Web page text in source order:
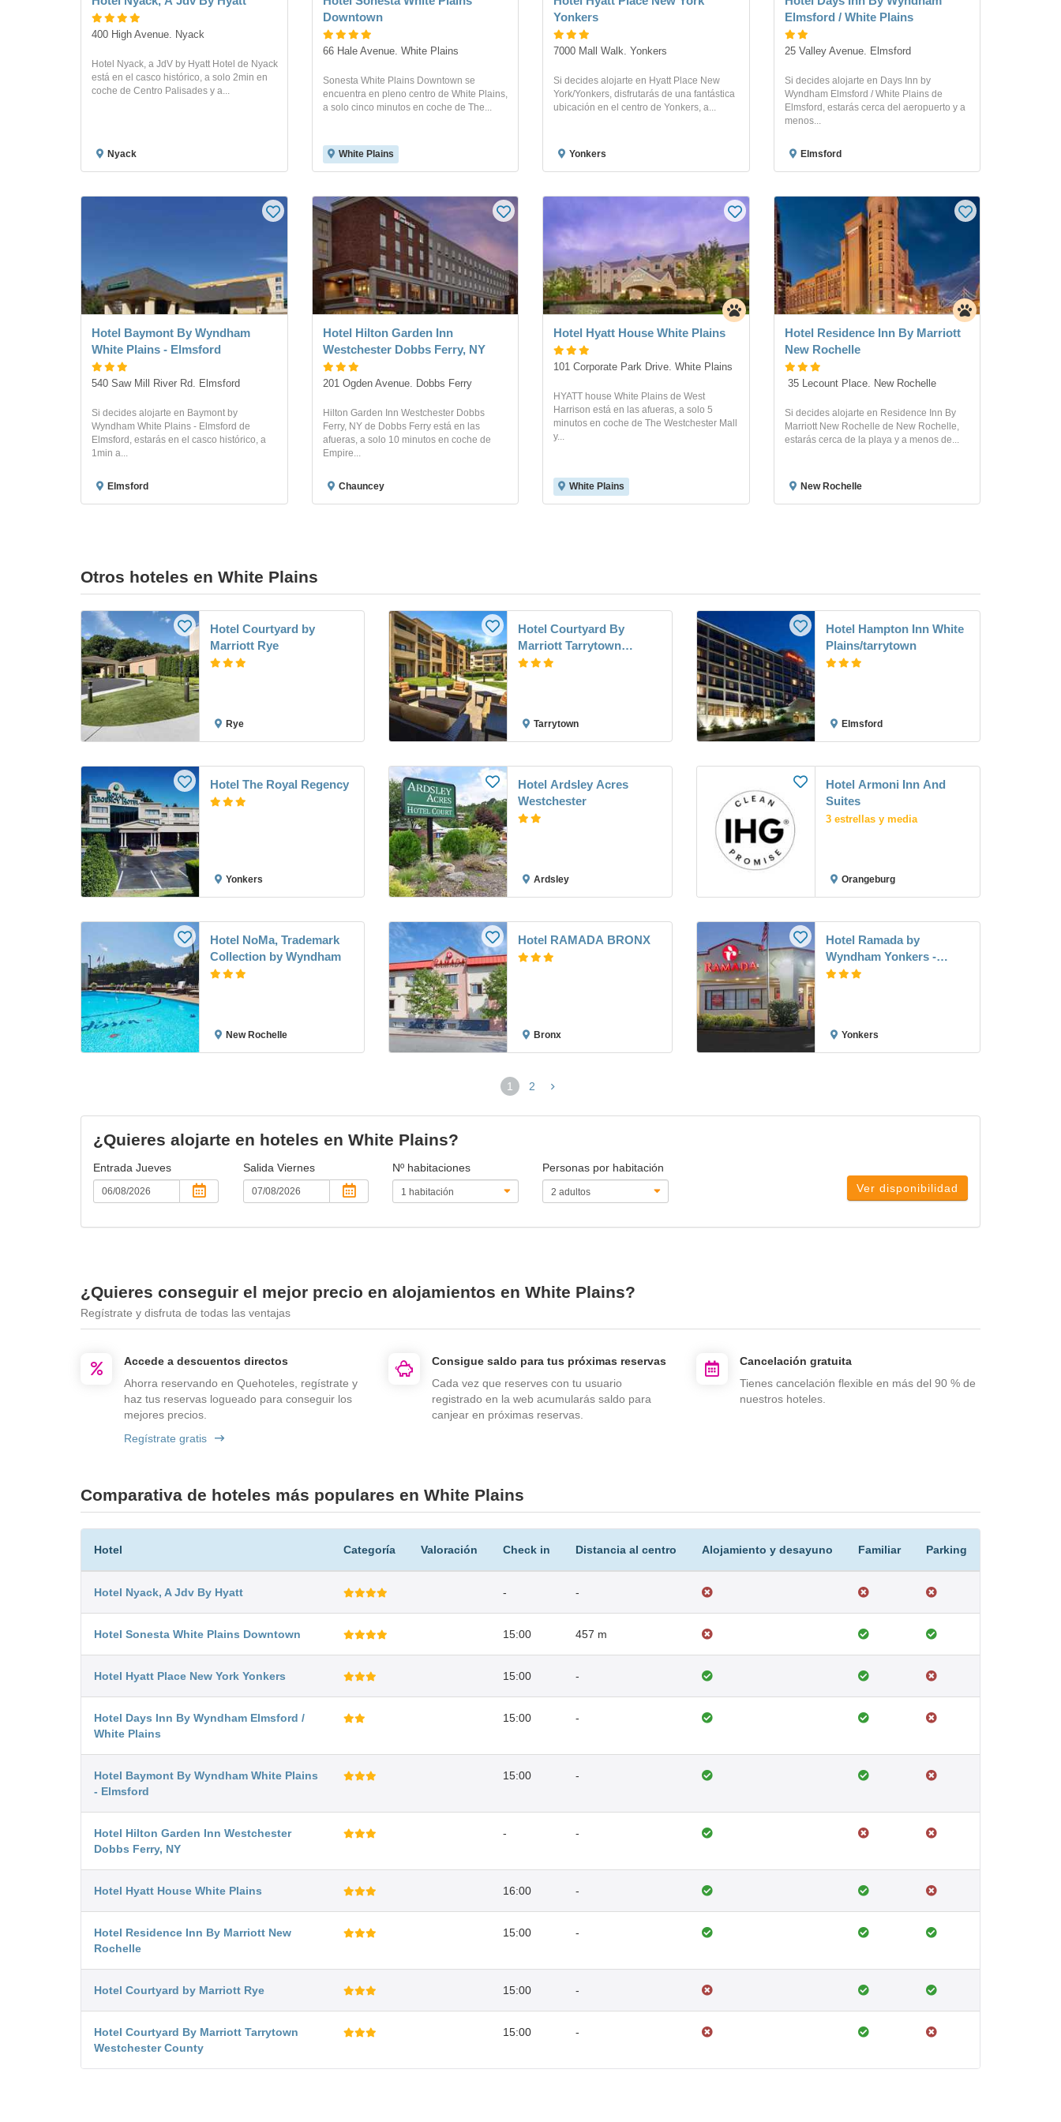
400 High Avenue. Nyack
Hotel Nyack, a JdV by Hyatt Hotel de Nyack
está en el casco histórico, a solo 2min en
coche de Centro Palisades y a...
Nyack
Downtown
66 Hale Avenue. White Plains
Sonesta White Plains Downtown se
encuentra en pleno centro de White Plains,
a solo cinco minutos en coche de The...
White Plains
Yonkers
7000 Mall Walk. Yonkers
Si decides alojarte en Hyatt Place New
York/Yonkers, disfrutarás de una fantástica
ubicación en el centro de Yonkers, a...
Yonkers
Elmsford / White Plains
25 Valley Avenue. Elmsford
Si decides alojarte en Days Inn by
Wyndham Elmsford / White Plains de
Elmsford, estarás cerca del aeropuerto y a
menos...
Elmsford
Hotel Baymont By Wyndham
White Plains - Elmsford
540 Saw Mill River Rd. Elmsford
Si decides alojarte en Baymont by
Wyndham White Plains - Elmsford de
Elmsford, estarás en el casco histórico, a
1min a...
Elmsford
Hotel Hilton Garden Inn
Westchester Dobbs Ferry, NY
201 Ogden Avenue. Dobbs Ferry
Hilton Garden Inn Westchester Dobbs
Ferry, NY de Dobbs Ferry está en las
afueras, a solo 10 minutos en coche de
Empire...
Chauncey
Hotel Hyatt House White Plains
101 Corporate Park Drive. White Plains
HYATT house White Plains de West
Harrison está en las afueras, a solo 5
minutos en coche de The Westchester Mall
y...
White Plains
Hotel Residence Inn By Marriott
New Rochelle
35 Lecount Place. New Rochelle
Si decides alojarte en Residence Inn By
Marriott New Rochelle de New Rochelle,
estarás cerca de la playa y a menos de...
New Rochelle
Otros hoteles en White Plains
Hotel Courtyard by
Marriott Rye
Rye
Hotel Courtyard By
Marriott Tarrytown
Westchester County
Tarrytown
Hotel Hampton Inn White
Plains/tarrytown
Elmsford
Hotel The Royal Regency
Yonkers
Hotel Ardsley Acres
Westchester
Ardsley
Hotel Armoni Inn And
Suites
3 estrellas y media
Orangeburg
Hotel NoMa, Trademark
Collection by Wyndham
New Rochelle
Hotel RAMADA BRONX
Bronx
Hotel Ramada by
Wyndham Yonkers -
Westchester
Yonkers
1
(página
2
¿Quieres alojarte en hoteles en White Plains?
Entrada Jueves Salida Viernes Nº habitaciones
Personas por habitación
Ver disponibilidad
¿Quieres conseguir el mejor precio en alojamientos en White Plains?
Regístrate y disfruta de todas las ventajas
Accede a descuentos directos
Ahorra reservando en Quehoteles, regístrate y
haz tus reservas logueado para conseguir los
mejores precios.
Regístrate gratis
Consigue saldo para tus próximas reservas
Cada vez que reserves con tu usuario
registrado en la web acumularás saldo para
canjear en próximas reservas.
Cancelación gratuita
Tienes cancelación flexible en más del 90 % de
nuestros hoteles.
Comparativa de hoteles más populares en White Plains
Hotel Categoría Valoración Check in Distancia al centro Alojamiento y desayuno Familiar Parking
Hotel Nyack, A Jdv By Hyatt - -
Hotel Sonesta White Plains Downtown 15:00 457 m
Hotel Hyatt Place New York Yonkers 15:00 -
Hotel Days Inn By Wyndham Elmsford /
White Plains
15:00 -
Hotel Baymont By Wyndham White Plains
- Elmsford
15:00 -
Hotel Hilton Garden Inn Westchester
Dobbs Ferry, NY
- -
Hotel Hyatt House White Plains 16:00 -
Hotel Residence Inn By Marriott New
Rochelle
15:00 -
Hotel Courtyard by Marriott Rye 15:00 -
Hotel Courtyard By Marriott Tarrytown
Westchester County
15:00 -